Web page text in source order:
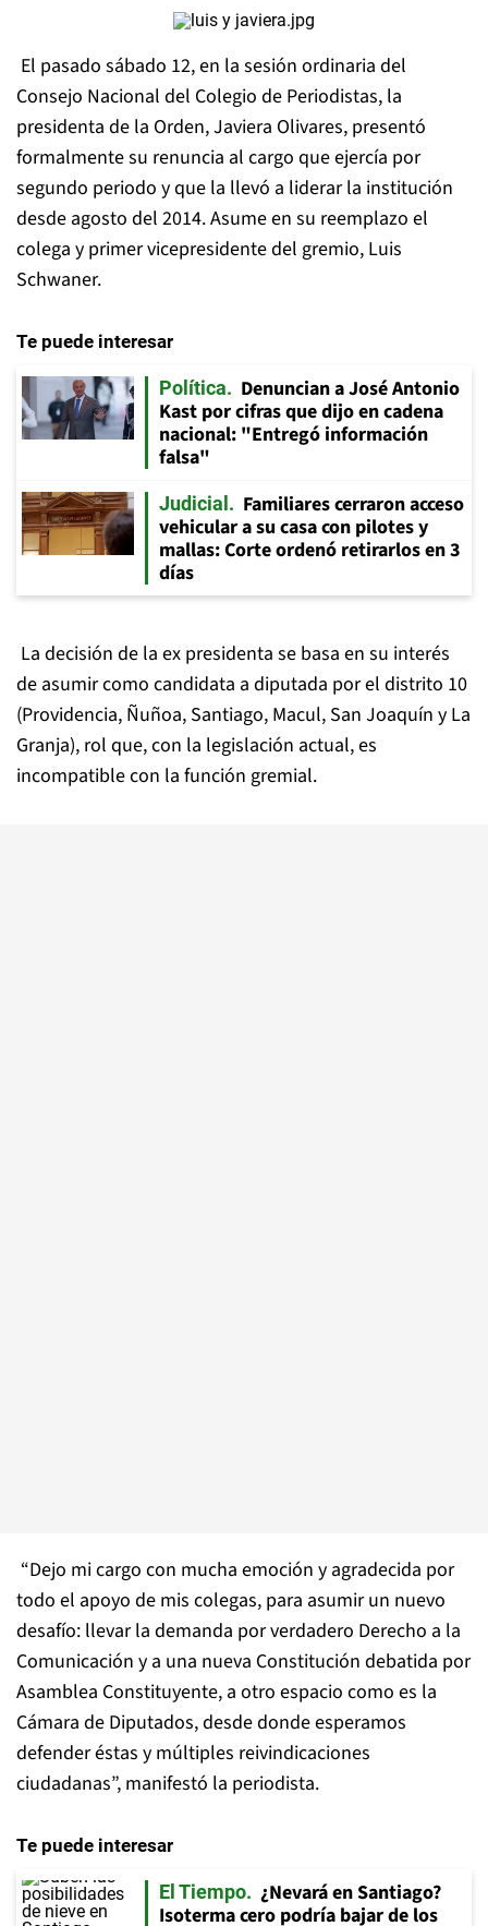
El pasado sábado 12, en la sesión ordinaria del
Consejo Nacional del Colegio de Periodistas, la
presidenta de la Orden, Javiera Olivares, presentó
formalmente su renuncia al cargo que ejercía por
segundo periodo y que la llevó a liderar la institución
desde agosto del 2014. Asume en su reemplazo el
colega y primer vicepresidente del gremio, Luis
Schwaner.
Te puede interesar
Política
Denuncian a José Antonio
Kast por cifras que dijo en cadena
nacional: "Entregó información
falsa"
Judicial
Familiares cerraron acceso
vehicular a su casa con pilotes y
mallas: Corte ordenó retirarlos en 3
días
La decisión de la ex presidenta se basa en su interés
de asumir como candidata a diputada por el distrito 10
(Providencia, Ñuñoa, Santiago, Macul, San Joaquín y La
Granja), rol que, con la legislación actual, es
incompatible con la función gremial.
“Dejo mi cargo con mucha emoción y agradecida por
todo el apoyo de mis colegas, para asumir un nuevo
desafío: llevar la demanda por verdadero Derecho a la
Comunicación y a una nueva Constitución debatida por
Asamblea Constituyente, a otro espacio como es la
Cámara de Diputados, desde donde esperamos
defender éstas y múltiples reivindicaciones
ciudadanas”, manifestó la periodista.
Te puede interesar
El Tiempo
¿Nevará en Santiago?
Isoterma cero podría bajar de los